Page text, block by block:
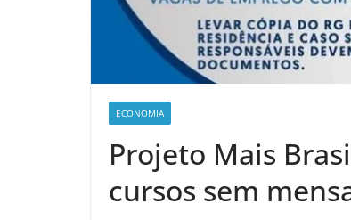
ECONOMIA
Projeto Mais
cursos sem